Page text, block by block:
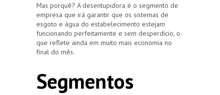
Mas porquê? A desentupidora é o segmento de
empresa que irá garantir que os sistemas de
esgoto e água do estabelecimento estejam
funcionando perfeitamente e sem desperdício, o
que reflete ainda em muito mais economia no
final do mês.
Segmentos